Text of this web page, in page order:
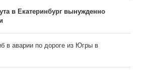
в Екатеринбург вынужденно
в аварии по дороге из Югры в